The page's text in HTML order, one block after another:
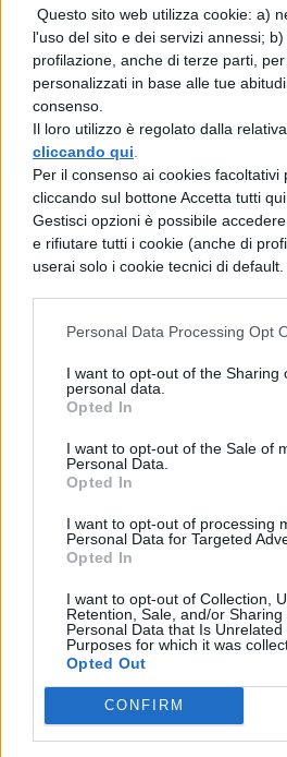
Questo sito web utilizza cookie: a)
l'uso del sito e dei servizi annessi;
profilazione, anche di terze parti,
personalizzati in base alle tue
consenso.
Il loro utilizzo è regolato dalla
cliccando qui
Per il consenso ai cookies facoltativi
cliccando sul bottone Accetta tutti
Gestisci opzioni è possibile
e rifiutare tutti i cookie (anche di
userai solo i cookie tecnici di default.
Personal Data Processing Opt
I want to opt-out of the Sharing
personal data.
Opted In
I want to opt-out of the Sale of
Personal Data.
Opted In
I want to opt-out of processing
Personal Data for Targeted
Opted In
I want to opt-out of Collection,
Retention, Sale, and/or Sharing
Personal Data that Is Unrelated
Purposes for which it was
Opted Out
CONFIRM
pura: l’animale che
ermellino, che con il suo
candido allude alla
La struttura statuaria del
contraddetta da un
accennato del volto,
a qualcuno che entra
abbozzato e timido, è
rappresentarle nella loro
TI POTREBBE
LETTERATURA ITALIANA
Ultima Cena di
analisi